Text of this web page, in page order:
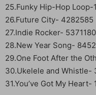
25.Funky Hip-Hop Loop-
26.Future City- 4282585
27.Indie Rocker- 5371180
28.New Year Song-
29.One Foot After the
30.Ukelele and Whistle-
31.You’ve Got My Heart-